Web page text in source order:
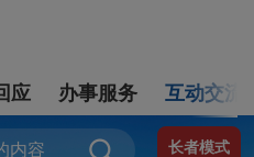
应 办事服务 互动交流
长者模式